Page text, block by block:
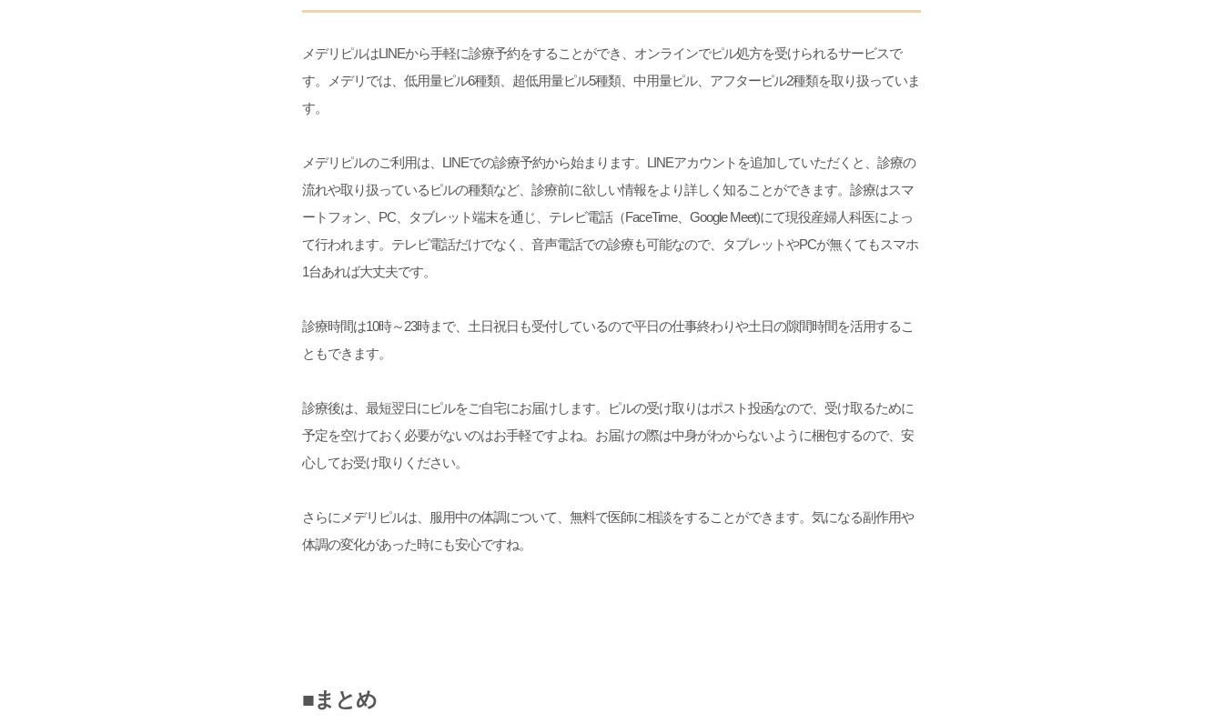
メデリピルはLINEから手軽に診療予約をすることができ、オンラインでピル処方を受けられるサービスで
す。メデリでは、低用量ピル6種類、超低用量ピル5種類、中用量ピル、アフターピル2種類を取り扱っていま
す。
メデリピルのご利用は、LINEでの診療予約から始まります。LINEアカウントを追加していただくと、診療の
流れや取り扱っているピルの種類など、診療前に欲しい情報をより詳しく知ることができます。診療はスマ
ートフォン、PC、タブレット端末を通じ、テレビ電話（FaceTime、Google Meet)にて現役産婦人科医によっ
て行われます。テレビ電話だけでなく、音声電話での診療も可能なので、タブレットやPCが無くてもスマホ
1台あれば大丈夫です。
診療時間は10時～23時まで、土日祝日も受付しているので平日の仕事終わりや土日の隙間時間を活用するこ
ともできます。
診療後は、最短翌日にピルをご自宅にお届けします。ピルの受け取りはポスト投函なので、受け取るために
予定を空けておく必要がないのはお手軽ですよね。お届けの際は中身がわからないように梱包するので、安
心してお受け取りください。
さらにメデリピルは、服用中の体調について、無料で医師に相談をすることができます。気になる副作用や
体調の変化があった時にも安心ですね。
■まとめ